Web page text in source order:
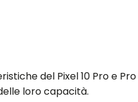
del Pixel 10 Pro e
loro capacità.